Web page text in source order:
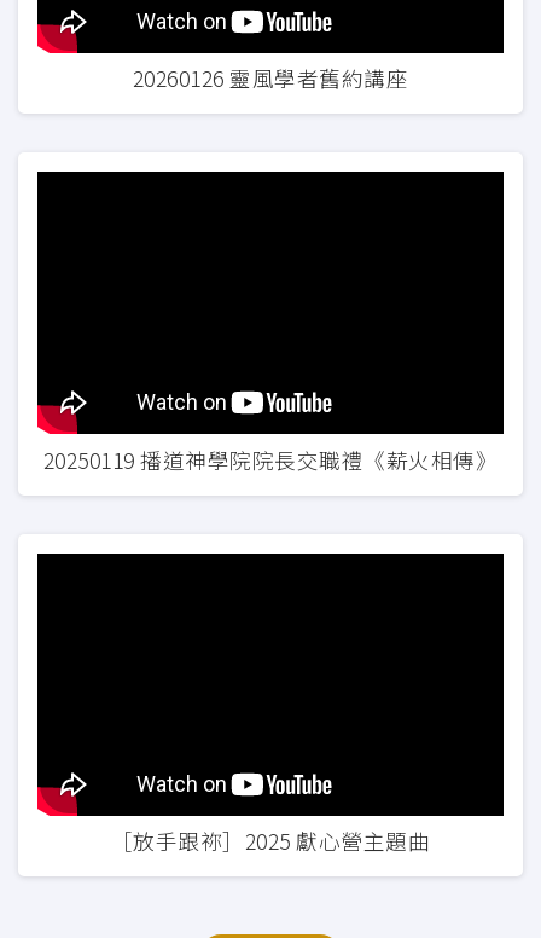
20260126 靈風學者舊約講座
20250119 播道神學院院長交職禮《薪火相傳》
［放手跟祢］2025 獻心營主題曲